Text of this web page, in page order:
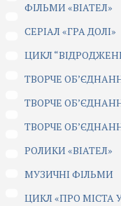
ФІЛЬМИ «ВІАТЕЛ»
СЕРІАЛ «ГРА ДОЛІ»
ЦИКЛ
ТВОРЧЕ
ТВОРЧЕ
ТВОРЧЕ
РОЛИКИ «ВІАТЕЛ»
МУЗИЧНІ ФІЛЬМИ
ЦИКЛ «ПРО МІСТА